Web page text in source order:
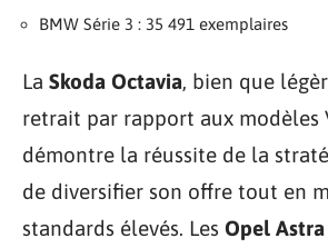
BMW Série 3 : 35 491 exemplaires
La Skoda Octavia, bien que
retrait par rapport aux modèles
démontre la réussite de la
de diversifier son offre tout en
standards élevés. Les Opel Astra